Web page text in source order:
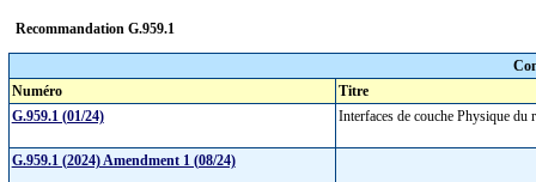
Recommandation G.959.1
Numéro
Titre
G.959.1 (01/24)
Interfaces de couche Physique
G.959.1 (2024) Amendment 1 (08/24)